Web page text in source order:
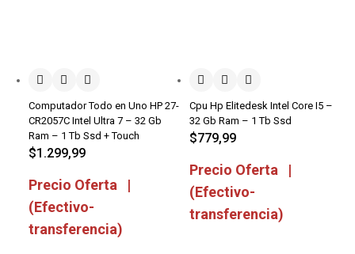
Computador Todo en Uno HP 27-
CR2057C Intel Ultra 7 – 32 Gb
Ram – 1 Tb Ssd + Touch
$1.299,99
Precio Oferta |
(Efectivo-
transferencia)
Cpu Hp Elitedesk Intel Core I5 –
32 Gb Ram – 1 Tb Ssd
$779,99
Precio Oferta |
(Efectivo-
transferencia)